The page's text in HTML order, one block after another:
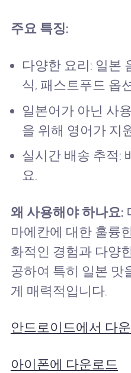
주요 특징:
다양한 요리: 일본
식, 패스트푸드 옵
일본어가 아닌 사
을 위해 영어가 지
실시간 배송 추적:
요.
왜 사용해야 하나요:
마에칸에 대한 훌륭
화적인 경험과 다양
공하여 특히 일본 맛
게 매력적입니다.
안드로이드에서 다
아이폰에 다운로드